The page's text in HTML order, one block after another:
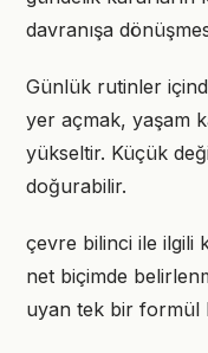
davranışa
Günlük rutinler
yer açmak, yaşam
yükseltir. Küçük
doğurabilir.
çevre bilinci ile ilgili
net biçimde
uyan tek bir formül